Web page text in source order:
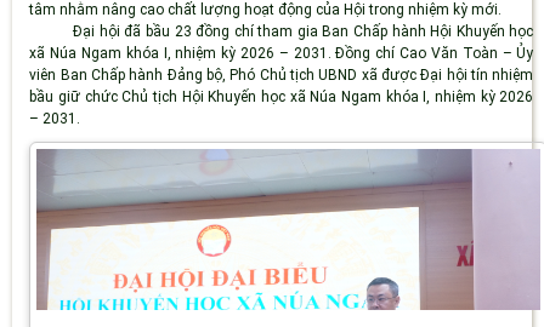
tâm nhằm nâng cao chất lượng hoạt động của Hội trong nhiệm kỳ mới.
Đại hội đã bầu 23 đồng chí tham gia Ban Chấp hành Hội Khuyến học
xã Núa Ngam khóa I, nhiệm kỳ 2026 – 2031. Đồng chí Cao Văn Toàn – Ủy
viên Ban Chấp hành Đảng bộ, Phó Chủ tịch UBND xã được Đại hội tín nhiệm
bầu giữ chức Chủ tịch Hội Khuyến học xã Núa Ngam khóa I, nhiệm kỳ 2026
– 2031.